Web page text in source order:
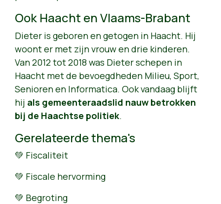
Ook Haacht en Vlaams-Brabant
Dieter is geboren en getogen in Haacht. Hij
woont er met zijn vrouw en drie kinderen.
Van 2012 tot 2018 was Dieter schepen in
Haacht met de bevoegdheden Milieu, Sport,
Senioren en Informatica. Ook vandaag blijft
hij als gemeenteraadslid nauw betrokken
bij de Haachtse politiek.
Gerelateerde thema's
💚 Fiscaliteit
💚 Fiscale hervorming
💚 Begroting